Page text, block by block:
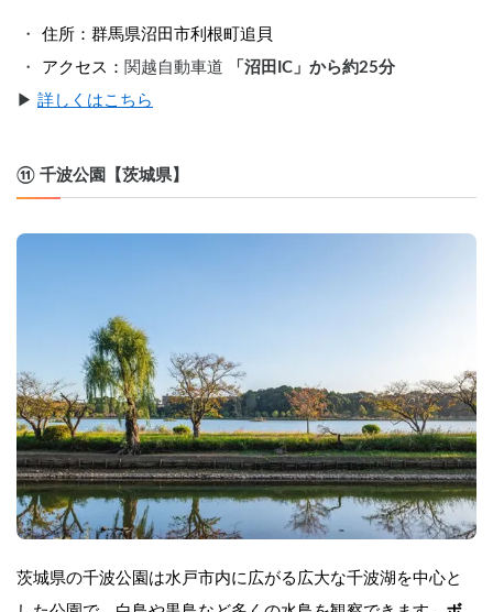
住所：群馬県沼田市利根町追貝
アクセス： 関越自動車道
「沼田IC」から約25分
▶︎ 詳しくはこちら
⑪ 千波公園【茨城県】
茨城県の千波公園は水戸市内に広がる広大な千波湖を中心と